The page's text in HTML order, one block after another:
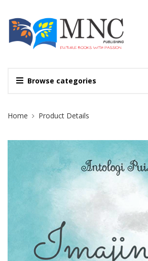
Browse categories
Site Breadcrumb
Home Product Details